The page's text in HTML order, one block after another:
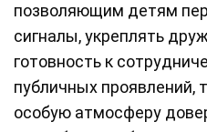
позволяющим детям
сигналы, укреплять
готовность к
публичных
особую атмосферу